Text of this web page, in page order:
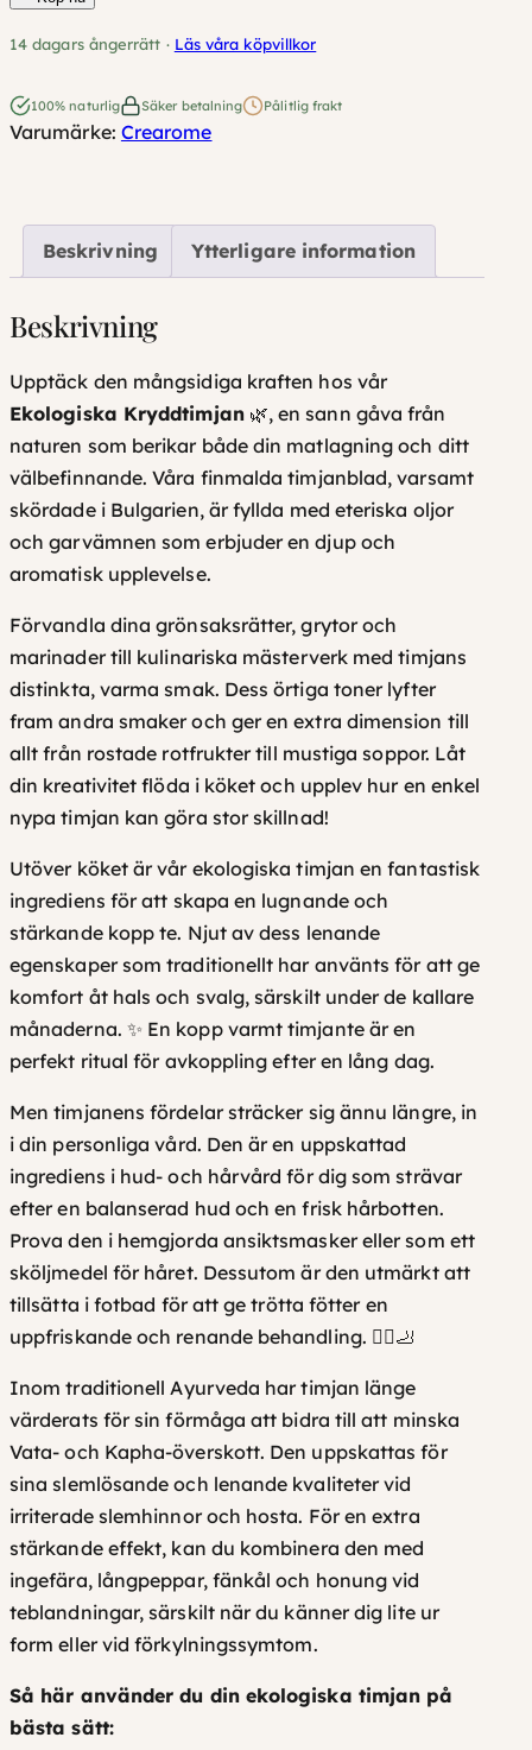
t
i
E
k
l
o
g
i
s
k
m
n
g
d
14 dagars ångerrätt · Läs våra köpvillkor
100% naturlig Säker betalning Pålitlig frakt
Varumärke: Crearome
Beskrivning Ytterligare information
Beskrivning
Upptäck den mångsidiga kraften hos vår
Ekologiska Kryddtimjan🌿, en sann gåva från
naturen som berikar både din matlagning och ditt
välbefinnande. Våra finmalda timjanblad, varsamt
skördade i Bulgarien, är fyllda med eteriska oljor
och garvämnen som erbjuder en djup och
aromatisk upplevelse.
Förvandla dina grönsaksrätter, grytor och
marinader till kulinariska mästerverk med timjans
distinkta, varma smak. Dess örtiga toner lyfter
fram andra smaker och ger en extra dimension till
allt från rostade rotfrukter till mustiga soppor. Låt
din kreativitet flöda i köket och upplev hur en enkel
nypa timjan kan göra stor skillnad!
Utöver köket är vår ekologiska timjan en fantastisk
ingrediens för att skapa en lugnande och
stärkande kopp te. Njut av dess lenande
egenskaper som traditionellt har använts för att ge
komfort åt hals och svalg, särskilt under de kallare
månaderna. ✨ En kopp varmt timjante är en
perfekt ritual för avkoppling efter en lång dag.
Men timjanens fördelar sträcker sig ännu längre, in
i din personliga vård. Den är en uppskattad
ingrediens i hud- och hårvård för dig som strävar
efter en balanserad hud och en frisk hårbotten.
Prova den i hemgjorda ansiktsmasker eller som ett
sköljmedel för håret. Dessutom är den utmärkt att
tillsätta i fotbad för att ge trötta fötter en
uppfriskande och renande behandling. 🧖‍♀️🦶
Inom traditionell Ayurveda har timjan länge
värderats för sin förmåga att bidra till att minska
Vata- och Kapha-överskott. Den uppskattas för
sina slemlösande och lenande kvaliteter vid
irriterade slemhinnor och hosta. För en extra
stärkande effekt, kan du kombinera den med
ingefära, långpeppar, fänkål och honung vid
teblandningar, särskilt när du känner dig lite ur
form eller vid förkylningssymtom.
Så här använder du din ekologiska timjan på
bästa sätt: